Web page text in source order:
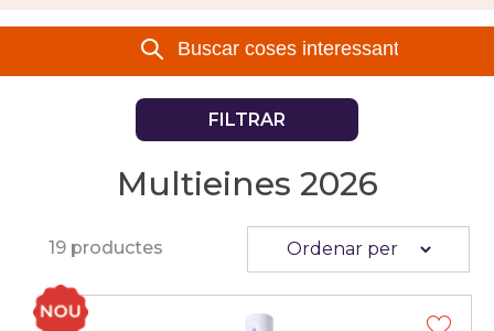
FILTRAR
Multieines 2026
19 productes